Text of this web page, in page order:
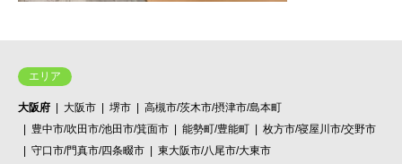
エリア
大阪府 大阪市 堺市
高槻市/茨木市/摂津市/島本町
豊中市/吹田市/池田市/箕面市
能勢町/豊能町
枚方市/寝屋川市/交野市
守口市/門真市/四条畷市
東大阪市/八尾市/大東市